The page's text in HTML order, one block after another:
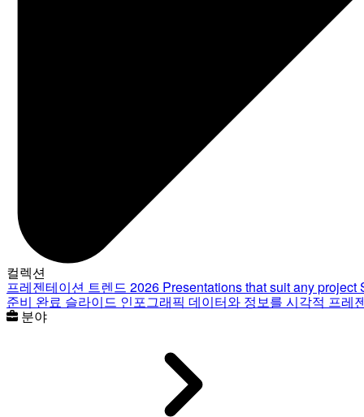
컬렉션
프레젠테이션 트렌드 2026 Presentations that suit any project
준비 완료 슬라이드 인포그래픽 데이터와 정보를 시각적 프레
분야